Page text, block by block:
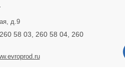
д.9
58 03, 260 58 04, 260